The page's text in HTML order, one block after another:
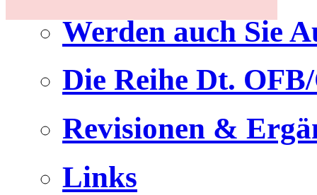
Werden auch Sie
Die Reihe Dt.
Revisionen &
Links